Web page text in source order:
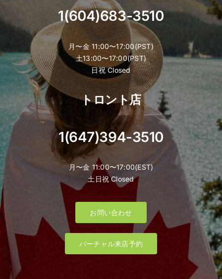
1(604)683-3510
月〜金 11:00〜17:00(PST)
土13:00〜17:00(PST)
日祝 Closed
トロント店
1(647)394-3510
月〜金 11:00〜17:00(EST)
土日祝 Closed
お問い合わせ
バーチャル来店予約